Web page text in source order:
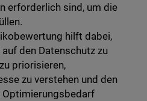
erforderlich sind, um die
hilft dabei,
den Datenschutz zu
priorisieren,
zu verstehen und den